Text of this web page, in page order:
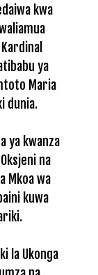
kwa
ya
Maria
dunia.
ya kwanza
na
Mkoa wa
kuwa
la Ukonga